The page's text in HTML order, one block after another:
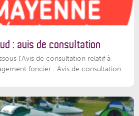
: avis de consultation
l’Avis de consultation relatif à
foncier : Avis de consultation